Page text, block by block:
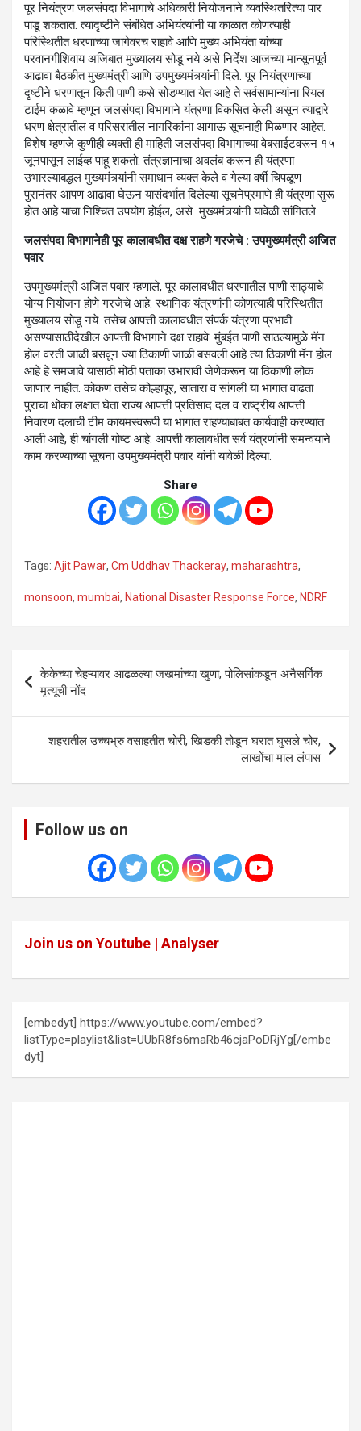
पूर नियंत्रण जलसंपदा विभागाचे अधिकारी नियोजनाने व्यवस्थितरित्या पार
पाडू शकतात. त्यादृष्टीने संबंधित अभियंत्यांनी या काळात कोणत्याही
परिस्थितीत धरणाच्या जागेवरच राहावे आणि मुख्य अभियंता यांच्या
परवानगीशिवाय अजिबात मुख्यालय सोडू नये असे निर्देश आजच्या मान्सूनपूर्व
आढावा बैठकीत मुख्यमंत्री आणि उपमुख्यमंत्र्यांनी दिले. पूर नियंत्रणाच्या
दृष्टीने धरणातून किती पाणी कसे सोडण्यात येत आहे ते सर्वसामान्यांना रियल
टाईम कळावे म्हणून जलसंपदा विभागाने यंत्रणा विकसित केली असून त्याद्वारे
धरण क्षेत्रातील व परिसरातील नागरिकांना आगाऊ सूचनाही मिळणार आहेत.
विशेष म्हणजे कुणीही व्यक्ती ही माहिती जलसंपदा विभागाच्या वेबसाईटवरून १५
जूनपासून लाईव्ह पाहू शकतो. तंत्रज्ञानाचा अवलंब करून ही यंत्रणा
उभारल्याबद्धल मुख्यमंत्र्यांनी समाधान व्यक्त केले व गेल्या वर्षी चिपळूण
पुरानंतर आपण आढावा घेऊन यासंदर्भात दिलेल्या सूचनेप्रमाणे ही यंत्रणा सुरू
होत आहे याचा निश्चित उपयोग होईल, असे मुख्यमंत्र्यांनी यावेळी सांगितले.
जलसंपदा विभागानेही पूर कालावधीत दक्ष राहणे गरजेचे : उपमुख्यमंत्री अजित
पवार
उपमुख्यमंत्री अजित पवार म्हणाले, पूर कालावधीत धरणातील पाणी साठ्याचे
योग्य नियोजन होणे गरजेचे आहे. स्थानिक यंत्रणांनी कोणत्याही परिस्थितीत
मुख्यालय सोडू नये. तसेच आपत्ती कालावधीत संपर्क यंत्रणा प्रभावी
असण्यासाठीदेखील आपत्ती विभागाने दक्ष राहावे. मुंबईत पाणी साठल्यामुळे मॅन
होल वरती जाळी बसवून ज्या ठिकाणी जाळी बसवली आहे त्या ठिकाणी मॅन होल
आहे हे समजावे यासाठी मोठी पताका उभारावी जेणेकरून या ठिकाणी लोक
जाणार नाहीत. कोकण तसेच कोल्हापूर, सातारा व सांगली या भागात वाढता
पुराचा धोका लक्षात घेता राज्य आपत्ती प्रतिसाद दल व राष्ट्रीय आपत्ती
निवारण दलाची टीम कायमस्वरूपी या भागात राहण्याबाबत कार्यवाही करण्यात
आली आहे, ही चांगली गोष्ट आहे. आपत्ती कालावधीत सर्व यंत्रणांनी समन्वयाने
काम करण्याच्या सूचना उपमुख्यमंत्री पवार यांनी यावेळी दिल्या.
Share
Tags: Ajit Pawar, Cm Uddhav Thackeray, maharashtra,
monsoon, mumbai, National Disaster Response Force, NDRF
Post
navigation
केकेच्या चेहऱ्यावर आढळल्या जखमांच्या खुणा; पोलिसांकडून अनैसर्गिक
मृत्यूची नोंद
शहरातील उच्चभ्रु वसाहतीत चोरी; खिडकी तोडून घरात घुसले चोर,
लाखोंचा माल लंपास
Follow us on
Join us on Youtube | Analyser
[embedyt] https://www.youtube.com/embed?
listType=playlist&list=UUbR8fs6maRb46cjaPoDRjYg[/embe
dyt]